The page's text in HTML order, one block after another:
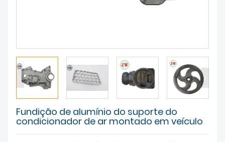
Fundição de alumínio do suporte do
condicionador de ar montado em veículo